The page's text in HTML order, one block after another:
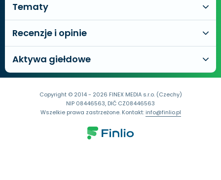
Tematy
Recenzje i opinie
Aktywa giełdowe
Copyright © 2014 - 2026 FINEX MEDIA s.r.o. (Czechy)
NIP 08446563, DIČ CZ08446563
Wszelkie prawa zastrzeżone. Kontakt:info@finlio.pl